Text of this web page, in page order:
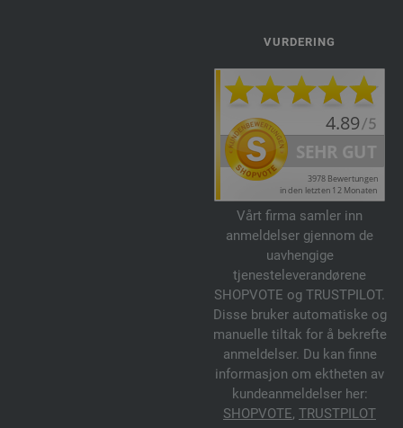
VURDERING
Vårt firma samler inn
anmeldelser gjennom de
uavhengige
tjenesteleverandørene
SHOPVOTE og TRUSTPILOT.
Disse bruker automatiske og
manuelle tiltak for å bekrefte
anmeldelser. Du kan finne
informasjon om ektheten av
kundeanmeldelser her:
SHOPVOTE, TRUSTPILOT